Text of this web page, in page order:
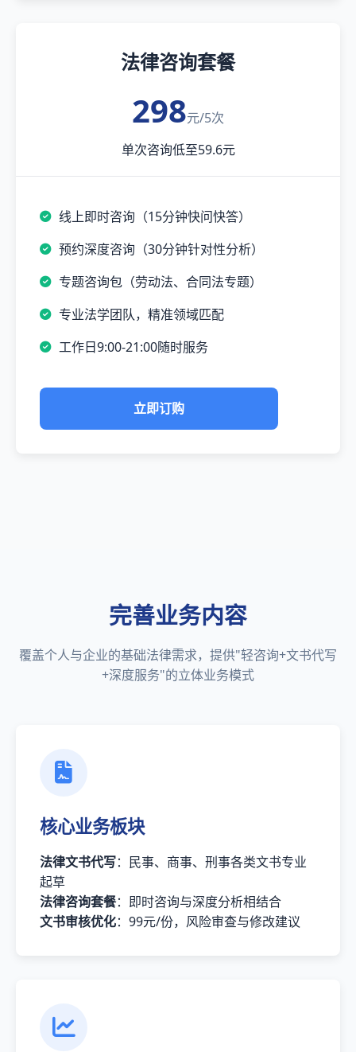
法律咨询套餐
298元/5次
单次咨询低至59.6元
线上即时咨询（15分钟快问快答）
预约深度咨询（30分钟针对性分析）
专题咨询包（劳动法、合同法专题）
专业法学团队，精准领域匹配
工作日9:00-21:00随时服务
立即订购
完善业务内容
覆盖个人与企业的基础法律需求，提供"轻咨询+文书代写
+深度服务"的立体业务模式
核心业务板块
法律文书代写：民事、商事、刑事各类文书专业
起草
法律咨询套餐：即时咨询与深度分析相结合
文书审核优化：99元/份，风险审查与修改建议